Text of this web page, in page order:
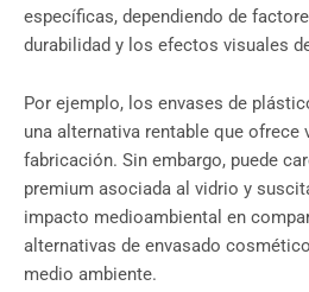
específicas, dependiendo de
durabilidad y los efectos visuales
Por ejemplo, los envases de
una alternativa rentable que ofrece
fabricación. Sin embargo, puede
premium asociada al vidrio y
impacto medioambiental en
alternativas de envasado
medio ambiente.